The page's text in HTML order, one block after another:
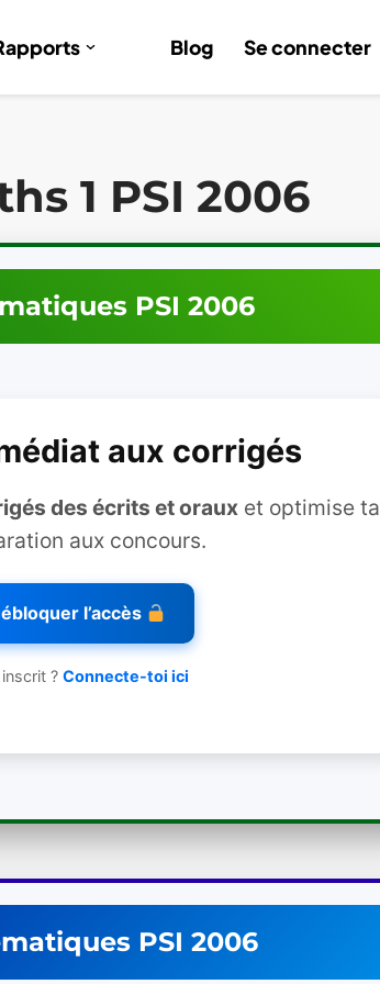
Blog Se connecter
1 PSI 2006
PSI 2006
aux corrigés
des écrits et orauxet optimise ta
aux concours.
l’accès
inscrit ? Connecte-toi ici
PSI 2006